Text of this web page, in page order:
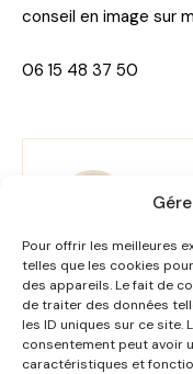
Pour offrir les meilleures
telles que les cookies
des appareils. Le fait de
de traiter des données
les ID uniques sur ce site.
consentement peut avoir
caractéristiques et
conseil en image sur
06 15 48 37 50
Céline Soriano
Conseillère en
CS Conseil en